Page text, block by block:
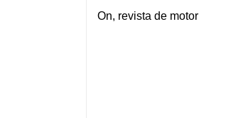
On, revista de motor